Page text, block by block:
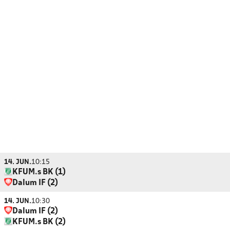
14. JUN.10:15
KFUM.s BK (1)
Dalum IF (2)
14. JUN.10:30
Dalum IF (2)
KFUM.s BK (2)